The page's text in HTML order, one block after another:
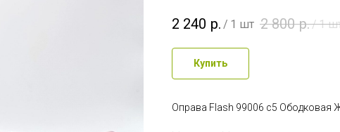
2 240 р. / 1 шт 2 800 р./1
Купить
Оправа Flash 99006 c5 Ободковая